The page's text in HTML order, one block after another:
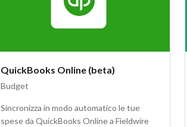
QuickBooks Online (beta)
Budget
Sincronizza in modo automatico le tue
spese da QuickBooks Online a Fieldwire